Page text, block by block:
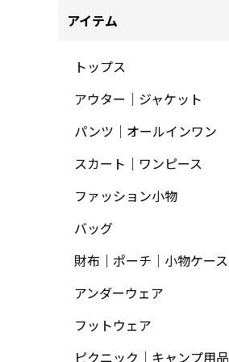
アイテム
トップス
アウター｜ジャケット
パンツ｜オールインワン
スカート｜ワンピース
ファッション小物
バッグ
財布｜ポーチ｜小物ケース
アンダーウェア
フットウェア
ピクニック｜キャンプ用品